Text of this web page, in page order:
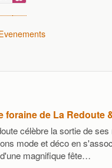
foraine de La Redoute
célèbre la sortie de ses
mode et déco en
magnifique fête…